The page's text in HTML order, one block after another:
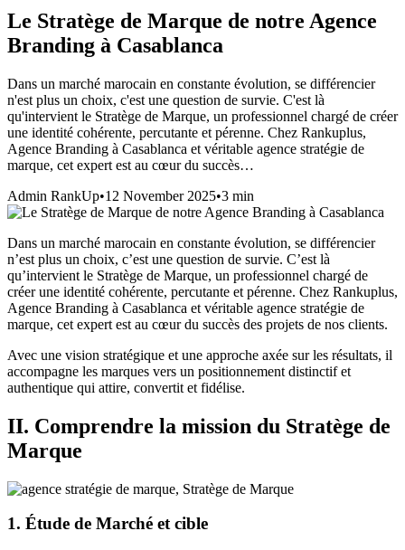
Le Stratège de Marque de notre Agence
Branding à Casablanca
Dans un marché marocain en constante évolution, se différencier
n'est plus un choix, c'est une question de survie. C'est là
qu'intervient le Stratège de Marque, un professionnel chargé de créer
une identité cohérente, percutante et pérenne. Chez Rankuplus,
Agence Branding à Casablanca et véritable agence stratégie de
marque, cet expert est au cœur du succès…
Admin RankUp•12 November 2025•3 min
Dans un marché marocain en constante évolution, se différencier
n’est plus un choix, c’est une question de survie. C’est là
qu’intervient le Stratège de Marque, un professionnel chargé de
créer une identité cohérente, percutante et pérenne. Chez Rankuplus,
Agence Branding à Casablanca et véritable agence stratégie de
marque, cet expert est au cœur du succès des projets de nos clients.
Avec une vision stratégique et une approche axée sur les résultats, il
accompagne les marques vers un positionnement distinctif et
authentique qui attire, convertit et fidélise.
II. Comprendre la mission du Stratège de
Marque
1. Étude de Marché et cible